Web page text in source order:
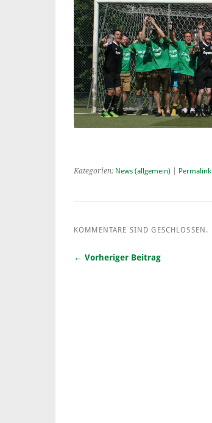
Kategorien: News (allgemein) Permalink
KOMMENTARE SIND GESCHLOSSEN.
← Vorheriger Beitrag